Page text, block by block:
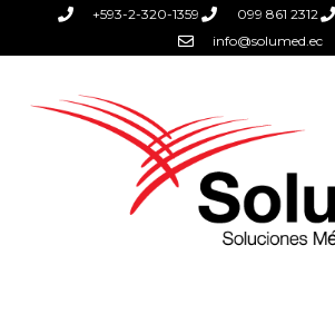
+593-2-320-1359 099 861 2312
info@solumed.ec